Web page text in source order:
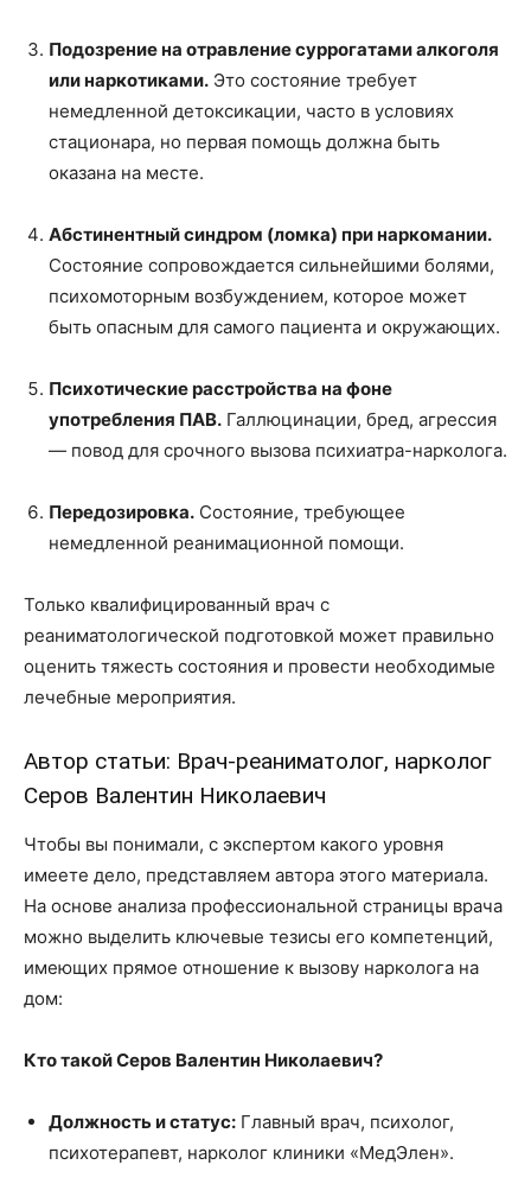
Подозрение на отравление суррогатами алкоголя
или наркотиками. Это состояние требует
немедленной детоксикации, часто в условиях
стационара, но первая помощь должна быть
оказана на месте.
Абстинентный синдром (ломка) при наркомании.
Состояние сопровождается сильнейшими болями,
психомоторным возбуждением, которое может
быть опасным для самого пациента и окружающих.
Психотические расстройства на фоне
употребления ПАВ. Галлюцинации, бред, агрессия
— повод для срочного вызова психиатра-нарколога.
Передозировка. Состояние, требующее
немедленной реанимационной помощи.
Только квалифицированный врач с
реаниматологической подготовкой может правильно
оценить тяжесть состояния и провести необходимые
лечебные мероприятия.
Автор статьи: Врач-реаниматолог, нарколог
Серов Валентин Николаевич
Чтобы вы понимали, с экспертом какого уровня
имеете дело, представляем автора этого материала.
На основе анализа профессиональной страницы врача
можно выделить ключевые тезисы его компетенций,
имеющих прямое отношение к вызову нарколога на
дом:
Кто такой Серов Валентин Николаевич?
Должность и статус: Главный врач, психолог,
психотерапевт, нарколог клиники «МедЭлен».